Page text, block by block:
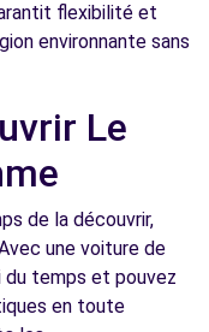
flexibilité et
environnante sans
Le
de la découvrir,
une voiture de
temps et pouvez
en toute